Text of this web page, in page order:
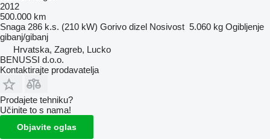
2012
500.000 km
Snaga 286 k.s. (210 kW) Gorivo dizel Nosivost 5.060 kg Ogibljenje
gibanj/gibanj
Hrvatska, Zagreb, Lucko
BENUSSI d.o.o.
Kontaktirajte prodavatelja
Prodajete tehniku?
Učinite to s nama!
Objavite oglas